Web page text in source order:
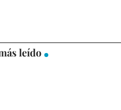
leído